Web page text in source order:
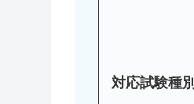
対応試験種別